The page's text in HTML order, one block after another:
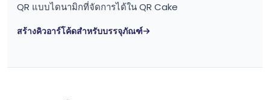
QR แบบไดนามิกที่จัดการได้ใน QR Cake
สร้างคิวอาร์โค้ดสำหรับบรรจุภัณฑ์